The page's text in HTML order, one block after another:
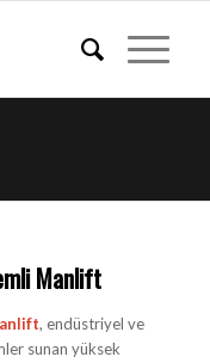
Manlift
, endüstriyel ve
sunan yüksek